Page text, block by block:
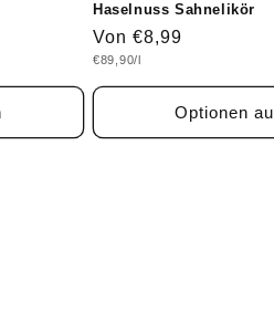
Haselnuss Sahnelikör
Normaler
Preis
Von €8,99
Grundpreis
€89,90/l
Optionen